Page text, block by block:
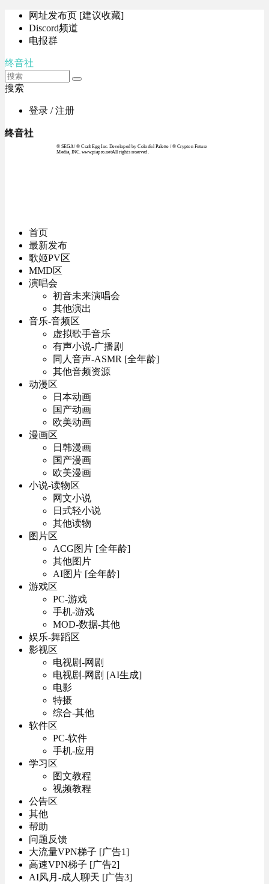
网址发布页 [建议收藏]
Discord频道
电报群
终音社
搜索
登录 / 注册
终音社
© SEGA / © Craft Egg Inc. Developed by Colorful Palette / © Crypton Future
Media, INC. www.piapro.netAll rights reserved.
首页
最新发布
歌姬PV区
MMD区
演唱会
初音未来演唱会
其他演出
音乐-音频区
虚拟歌手音乐
有声小说-广播剧
同人音声-ASMR [全年龄]
其他音频资源
动漫区
日本动画
国产动画
欧美动画
漫画区
日韩漫画
国产漫画
欧美漫画
小说-读物区
网文小说
日式轻小说
其他读物
图片区
ACG图片 [全年龄]
其他图片
AI图片 [全年龄]
游戏区
PC-游戏
手机-游戏
MOD-数据-其他
娱乐-舞蹈区
影视区
电视剧-网剧
电视剧-网剧 [AI生成]
电影
特摄
综合-其他
软件区
PC-软件
手机-应用
学习区
图文教程
视频教程
公告区
其他
帮助
问题反馈
大流量VPN梯子 [广告1]
高速VPN梯子 [广告2]
AI风月-成人聊天 [广告3]